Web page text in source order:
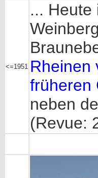
<=1951
... Heute
Rheinen
früheren
neben
(Revue: